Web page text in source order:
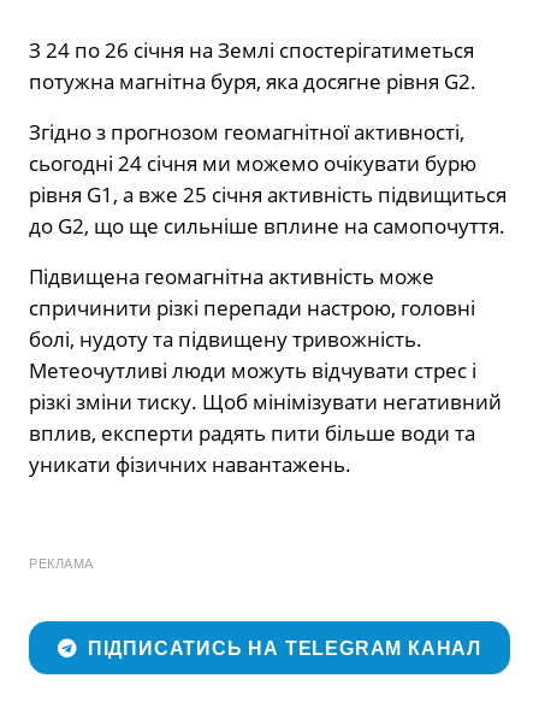
З 24 по 26 січня на Землі спостерігатиметься
потужна магнітна буря, яка досягне рівня G2.
Згідно з прогнозом геомагнітної активності,
сьогодні 24 січня ми можемо очікувати бурю
рівня G1, а вже 25 січня активність підвищиться
до G2, що ще сильніше вплине на самопочуття.
Підвищена геомагнітна активність може
спричинити різкі перепади настрою, головні
болі, нудоту та підвищену тривожність.
Метеочутливі люди можуть відчувати стрес і
різкі зміни тиску. Щоб мінімізувати негативний
вплив, експерти радять пити більше води та
уникати фізичних навантажень.
РЕКЛАМА
ПІДПИСАТИСЬ НА TELEGRAM КАНАЛ